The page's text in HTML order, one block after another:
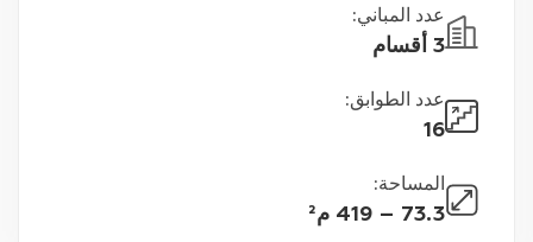
عدد المباني:
3 أقسام
عدد الطوابق:
16
المساحة:
73.3 – 419 م²